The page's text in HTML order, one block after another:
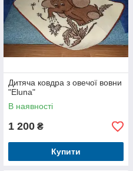
Дитяча ковдра з овечої вовни
"Eluna"
В наявності
1 200 ₴
Купити